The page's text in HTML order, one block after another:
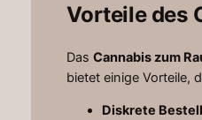
Vorteile des
Das Cannabis zum
bietet einige Vorteile,
Diskrete